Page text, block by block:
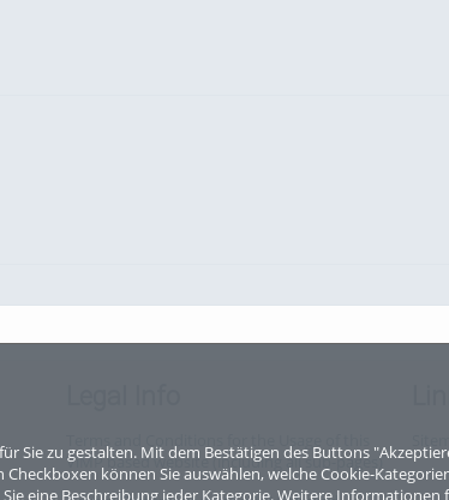
Sie zu gestalten. Mit dem Bestätigen des Buttons
können Sie auswählen, welche Cookie-
eine Beschreibung jeder Kategorie. Weitere Informationen
Radweg in OÖ verbindet
ViMP based website (including all sub-pages)